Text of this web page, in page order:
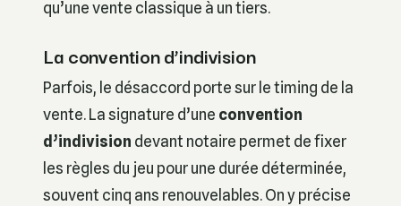
qu’une vente classique à un tiers.
La convention d’indivision
Parfois, le désaccord porte sur le timing de la
vente. La signature d’une convention
d’indivision devant notaire permet de fixer
les règles du jeu pour une durée déterminée,
souvent cinq ans renouvelables. On y précise